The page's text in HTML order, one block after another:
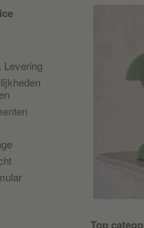
Levering
Top